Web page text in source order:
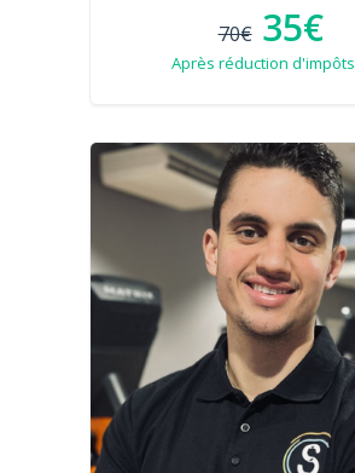
70€ 35€
Après réduction d'impôts